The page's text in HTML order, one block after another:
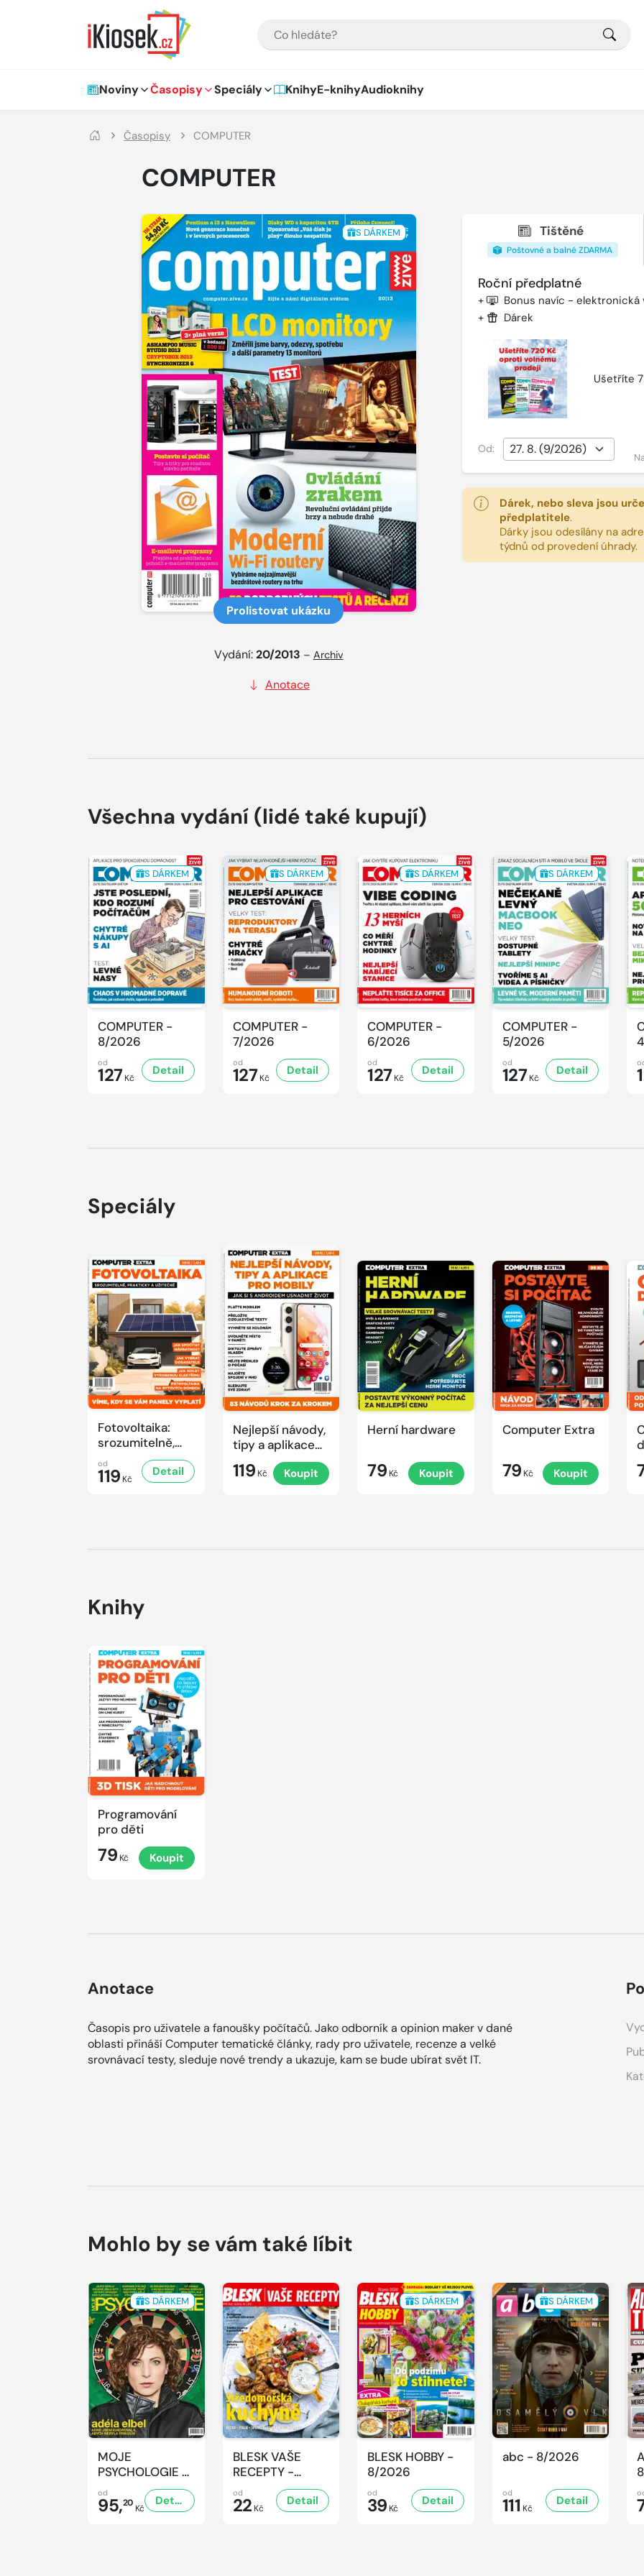
Hlavní navigace
Noviny Časopisy Speciály KnihyE-knihyAudioknihy
Časopisy COMPUTER
COMPUTER
S DÁRKEM
Prolistovat ukázku
Vydání:20/2013 – Archiv
Anotace
Tištěné
Poštovné a balné ZDARMA
Roční předplatné
+ Bonus navíc - elektronická
+ Dárek
Ušetříte
Od:
Dárek, nebo sleva jsou
předplatitele.
Dárky jsou odesílány na
týdnů od provedení úhrady.
Všechna vydání (lidé také kupují)
S DÁRKEM
COMPUTER -
8/2026
od
127Kč
Detail
S DÁRKEM
COMPUTER -
7/2026
od
127 Kč
Detail
S DÁRKEM
COMPUTER -
6/2026
od
127Kč
Detail
S DÁRKEM
COMPUTER -
5/2026
od
127 Kč
Detail
Speciály
Fotovoltaika:
srozumitelně,
prakticky a
užitečně
od
119 Kč
Detail
Nejlepší návody,
tipy a aplikace
pro mobily
119 Kč Koupit
Herní hardware
79 Kč Koupit
Computer Extra
79 Kč Koupit
Knihy
Programování
pro děti
79 Kč Koupit
Anotace
Časopis pro uživatele a fanoušky počítačů. Jako odborník a opinion maker v dané
oblasti přináší Computer tematické články, rady pro uživatele, recenze a velké
srovnávací testy, sleduje nové trendy a ukazuje, kam se bude ubírat svět IT.
Mohlo by se vám také líbit
S DÁRKEM
MOJE
PSYCHOLOGIE -
8/2026
od
95,20 Kč
Detail
BLESK VAŠE
RECEPTY -
8/2026
od
22 Kč
Detail
S DÁRKEM
BLESK HOBBY -
8/2026
od
39 Kč
Detail
S DÁRKEM
abc - 8/2026
od
111 Kč
Detail